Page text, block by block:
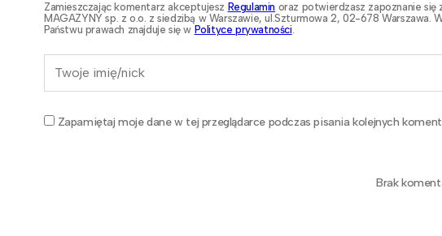
Zamieszczając komentarz akceptujesz Regulamin oraz potwierdzasz zapoznanie się
MAGAZYNY sp. z o.o. z siedzibą w Warszawie, ul.Szturmowa 2, 02-678 Warszawa.
Państwu prawach znajduje się w Polityce prywatności.
Zapamiętaj moje dane w tej przeglądarce podczas pisania kolejnych
Brak